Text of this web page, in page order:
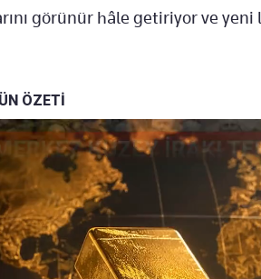
görünür hâle getiriyor ve
ÖZETİ